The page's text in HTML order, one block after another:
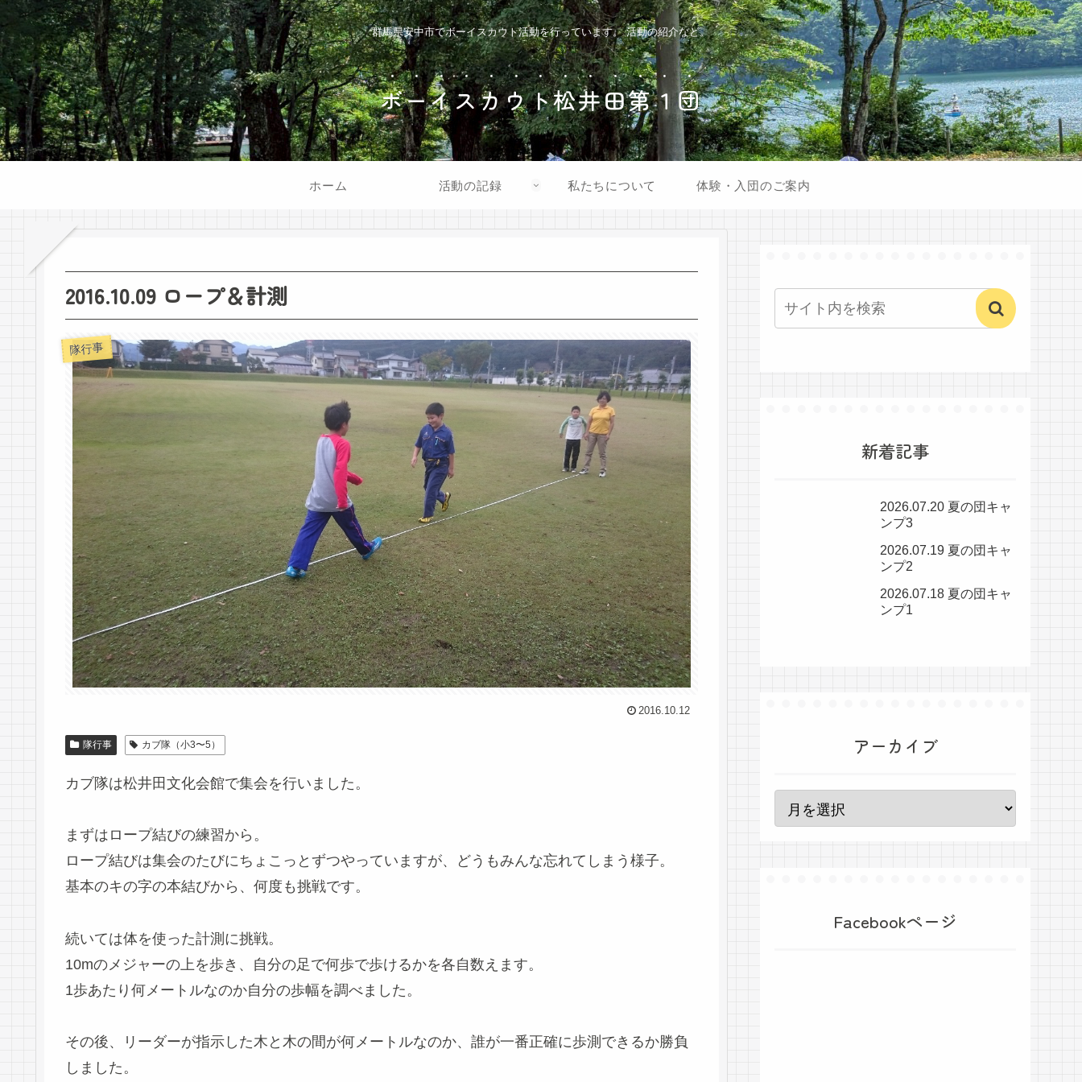
群馬県安中市でボーイスカウト活動を行っています。 活動の紹介など。
ボーイスカウト松井田第１団
ホーム 活動の記録 私たちについて 体験・入団のご案内
2016.10.09 ロープ＆計測
隊行事
2016.10.12
隊行事 カブ隊（小3〜5）
カブ隊は松井田文化会館で集会を行いました。
まずはロープ結びの練習から。
ロープ結びは集会のたびにちょこっとずつやっていますが、どうもみんな忘れてしまう様子。
基本のキの字の本結びから、何度も挑戦です。
続いては体を使った計測に挑戦。
10mのメジャーの上を歩き、自分の足で何歩で歩けるかを各自数えます。
1歩あたり何メートルなのか自分の歩幅を調べました。
その後、リーダーが指示した木と木の間が何メートルなのか、誰が一番正確に歩測できるか勝負
しました。
新着記事
2026.07.20 夏の団キャ
ンプ3
2026.07.19 夏の団キャ
ンプ2
2026.07.18 夏の団キャ
ンプ1
アーカイブ
Facebookページ